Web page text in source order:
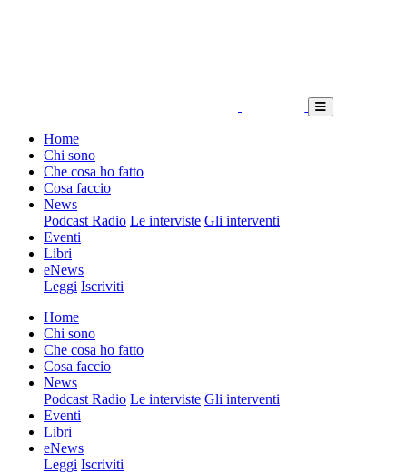
Home
Chi sono
Che cosa ho fatto
Cosa faccio
News
Podcast Radio Le interviste Gli interventi
Eventi
Libri
eNews
Leggi Iscriviti
Home
Chi sono
Che cosa ho fatto
Cosa faccio
News
Podcast Radio Le interviste Gli interventi
Eventi
Libri
eNews
Leggi Iscriviti